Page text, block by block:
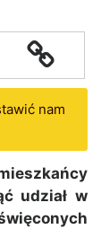
nam
udział w